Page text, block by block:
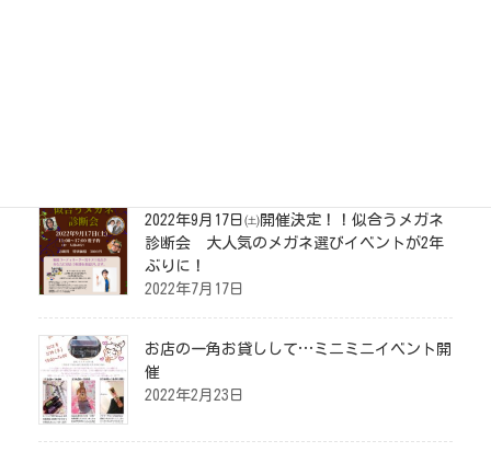
2022年9月17日㈯開催決定！！似合うメガネ
診断会 大人気のメガネ選びイベントが2年
ぶりに！
2022年7月17日
お店の一角お貸しして…ミニミニイベント開
催
2022年2月23日